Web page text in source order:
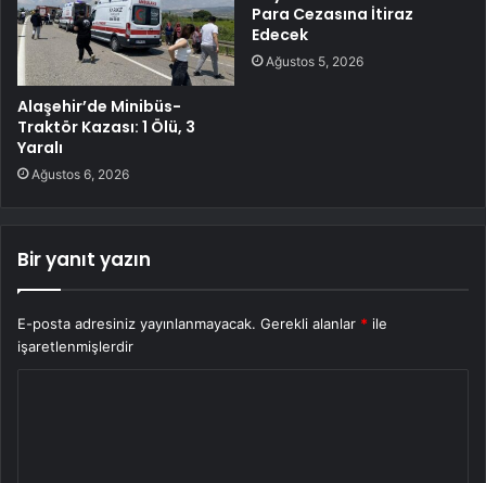
Alaşehir’de Minibüs-
Traktör Kazası: 1 Ölü, 3
Yaralı
Ağustos 6, 2026
Para Cezasına İtiraz
Edecek
Ağustos 5, 2026
Bir yanıt yazın
E-posta adresiniz yayınlanmayacak. Gerekli alanlar * ile
işaretlenmişlerdir